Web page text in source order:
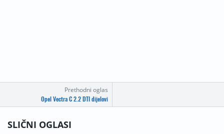
Prethodni oglas
Opel Vectra C 2.2 DTI dijelovi
SLIČNI OGLASI